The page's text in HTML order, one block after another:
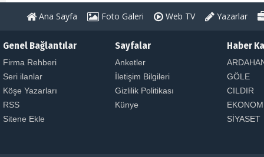
Ana Sayfa Foto Galeri Web TV Yazarlar
Genel Bağlantılar
Firma Rehberi
Seri ilanlar
Köşe Yazarları
RSS
Sitene Ekle
Sayfalar
Anketler
İletişim Bilgileri
Gizlilik Politikası
Künye
Haber
GÖLE
CILDIR
SİYASET